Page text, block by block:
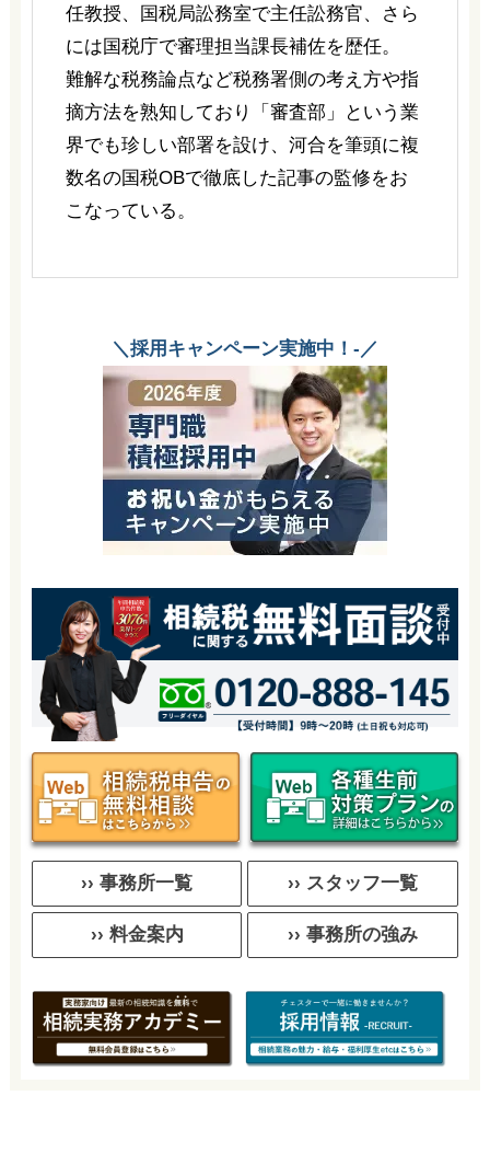
任教授、国税局訟務室で主任訟務官、さら
には国税庁で審理担当課長補佐を歴任。
難解な税務論点など税務署側の考え方や指
摘方法を熟知しており「審査部」という業
界でも珍しい部署を設け、河合を筆頭に複
数名の国税OBで徹底した記事の監修をお
こなっている。
＼採用キャンペーン実施中！-／
›› 事務所一覧 ›› スタッフ一覧
›› 料金案内 ›› 事務所の強み